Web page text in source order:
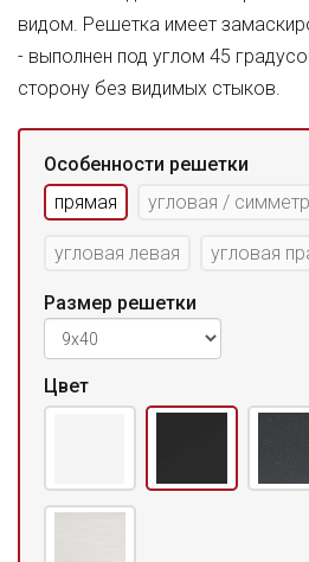
видом. Решетка имеет
- выполнен под углом 45
сторону без видимых стыков.
Особенности решетки
прямая
угловая /
угловая левая угловая
Размер решетки
Цвет